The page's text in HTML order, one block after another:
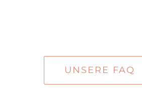
UNSERE FAQ